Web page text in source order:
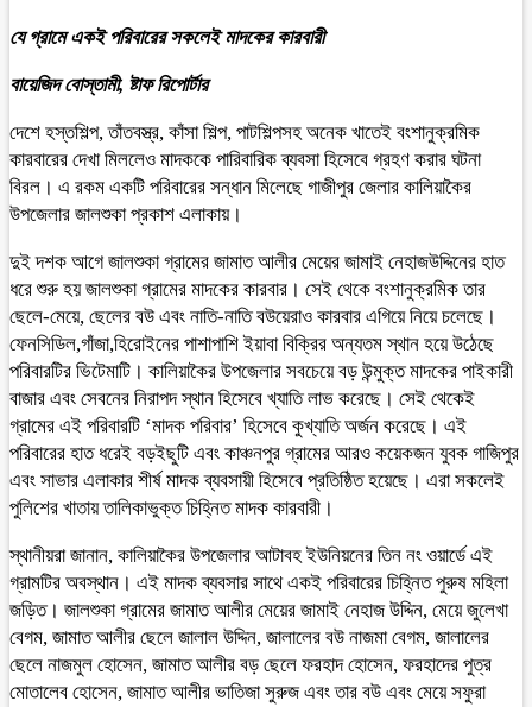
যে গ্রামে একই পরিবারের সকলেই মাদকের কারবারী
বায়েজিদ বোস্তামী, ষ্টাফ রিপোর্টার
দেশে হস্তশিল্প, তাঁতবস্ত্র, কাঁসা শিল্প, পাটশিল্পসহ অনেক খাতেই বংশানুক্রমিক
কারবারের দেখা মিললেও মাদককে পারিবারিক ব্যবসা হিসেবে গ্রহণ করার ঘটনা
বিরল। এ রকম একটি পরিবারের সন্ধান মিলেছে গাজীপুর জেলার কালিয়াকৈর
উপজেলার জালশুকা প্রকাশ এলাকায়।
দুই দশক আগে জালশুকা গ্রামের জামাত আলীর মেয়ের জামাই নেহাজউদ্দিনের হাত
ধরে শুরু হয় জালশুকা গ্রামের মাদকের কারবার। সেই থেকে বংশানুক্রমিক তার
ছেলে-মেয়ে, ছেলের বউ এবং নাতি-নাতি বউয়েরাও কারবার এগিয়ে নিয়ে চলেছে।
ফেনসিডিল,গাঁজা,হিরোইনের পাশাপাশি ইয়াবা বিক্রির অন্যতম স্থান হয়ে উঠেছে
পরিবারটির ভিটেমাটি। কালিয়াকৈর উপজেলার সবচেয়ে বড় উন্মুক্ত মাদকের পাইকারী
বাজার এবং সেবনের নিরাপদ স্থান হিসেবে খ্যাতি লাভ করেছে। সেই থেকেই
গ্রামের এই পরিবারটি ‘মাদক পরিবার’ হিসেবে কুখ্যাতি অর্জন করেছে। এই
পরিবারের হাত ধরেই বড়ইছুটি এবং কাঞ্চনপুর গ্রামের আরও কয়েকজন যুবক গাজিপুর
এবং সাভার এলাকার শীর্ষ মাদক ব্যবসায়ী হিসেবে প্রতিষ্ঠিত হয়েছে। এরা সকলেই
পুলিশের খাতায় তালিকাভুক্ত চিহ্নিত মাদক কারবারী।
স্থানীয়রা জানান, কালিয়াকৈর উপজেলার আটাবহ ইউনিয়নের তিন নং ওয়ার্ডে এই
গ্রামটির অবস্থান। এই মাদক ব্যবসার সাথে একই পরিবারের চিহ্নিত পুরুষ মহিলা
জড়িত। জালশুকা গ্রামের জামাত আলীর মেয়ের জামাই নেহাজ উদ্দিন, মেয়ে জুলেখা
বেগম, জামাত আলীর ছেলে জালাল উদ্দিন, জালালের বউ নাজমা বেগম, জালালের
ছেলে নাজমুল হোসেন, জামাত আলীর বড় ছেলে ফরহাদ হোসেন, ফরহাদের পুত্র
মোতালেব হোসেন, জামাত আলীর ভাতিজা সুরুজ এবং তার বউ এবং মেয়ে সফুরা